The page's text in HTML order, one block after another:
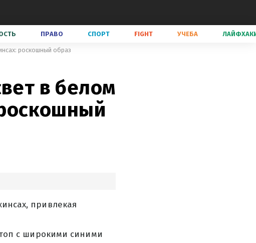
ПРАВО СПОРТ FIGHT УЧЕБА
роскошный образ
в белом
привлекая
с широкими синими